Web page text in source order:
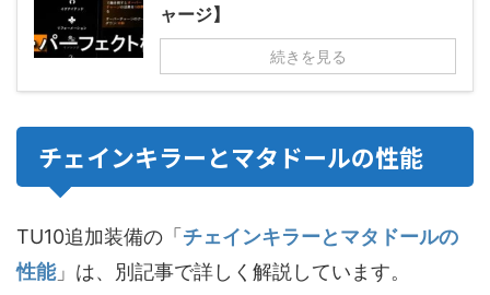
ャージ】
続きを見る
チェインキラーとマタドールの性能
TU10追加装備の「チェインキラーとマタドールの
性能」は、別記事で詳しく解説しています。